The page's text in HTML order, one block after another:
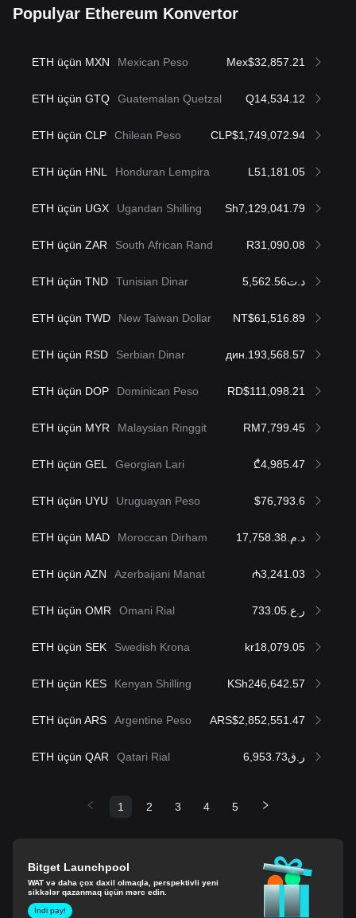
Populyar Ethereum Konvertor
ETH üçün MXN Mexican Peso Mex$32,857.21
ETH üçün GTQ Guatemalan Quetzal Q14,534.12
ETH üçün CLP Chilean Peso CLP$1,749,072.94
ETH üçün HNL Honduran Lempira L51,181.05
ETH üçün UGX Ugandan Shilling Sh7,129,041.79
ETH üçün ZAR South African Rand R31,090.08
ETH üçün TND Tunisian Dinar د.ت5,562.56
ETH üçün TWD New Taiwan Dollar NT$61,516.89
ETH üçün RSD Serbian Dinar дин.193,568.57
ETH üçün DOP Dominican Peso RD$111,098.21
ETH üçün MYR Malaysian Ringgit RM7,799.45
ETH üçün GEL Georgian Lari ₾4,985.47
ETH üçün UYU Uruguayan Peso $76,793.6
ETH üçün MAD Moroccan Dirham د.م.17,758.38
ETH üçün AZN Azerbaijani Manat ₼3,241.03
ETH üçün OMR Omani Rial ر.ع.733.05
ETH üçün SEK Swedish Krona kr18,079.05
ETH üçün KES Kenyan Shilling KSh246,642.57
ETH üçün ARS Argentine Peso ARS$2,852,551.47
ETH üçün QAR Qatari Rial ر.ق6,953.73
1 2 3 4 5
Bitget Launchpool
WAT və daha çox daxil olmaqla, perspektivli yeni
sikkələr qazanmaq üçün mərc edin.
İndi pay!